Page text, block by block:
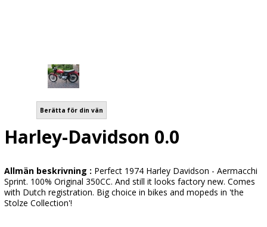
Berätta för din vän
Harley-Davidson 0.0
Allmän beskrivning : Perfect 1974 Harley Davidson - Aermacchi
Sprint. 100% Original 350CC. And still it looks factory new. Comes
with Dutch registration. Big choice in bikes and mopeds in 'the
Stolze Collection'!